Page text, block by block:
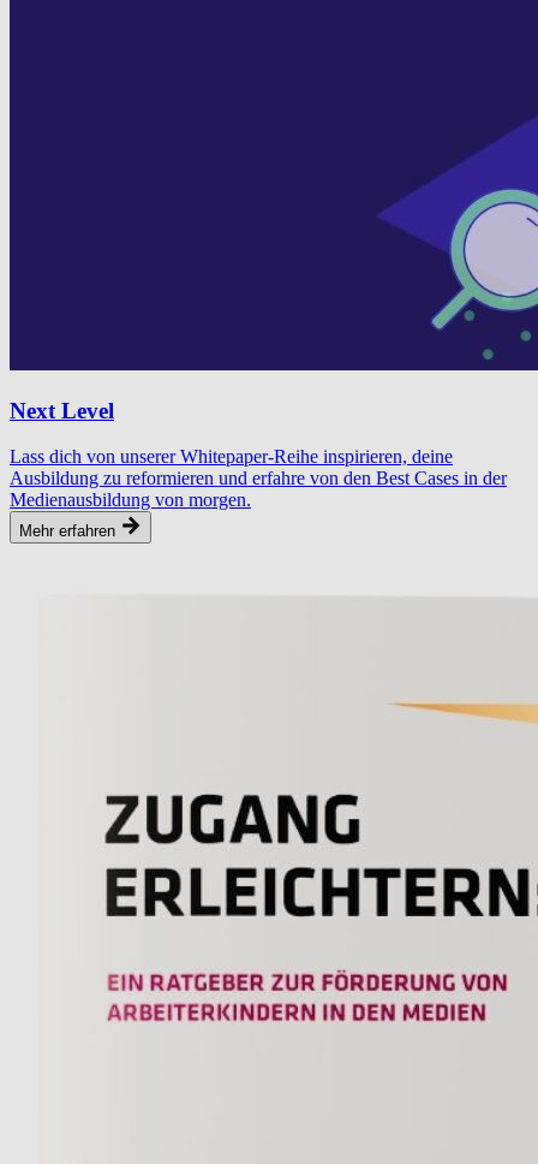
Next Level
Lass dich von unserer Whitepaper-Reihe inspirieren, deine
Ausbildung zu reformieren und erfahre von den Best Cases in der
Medienausbildung von morgen.
Mehr erfahren